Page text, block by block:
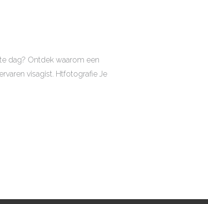
dag? Ontdek waarom een
visagist. Htfotografie Je